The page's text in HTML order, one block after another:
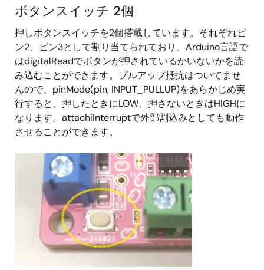
ボタンスイッチ 2個
押しボタンスイッチを2個搭載しています。それぞれピ
ン2、ピン3として割り当てられており、Arduino言語で
はdigitalReadでボタンが押されているかいないかを読
み込むことができます。プルアップ抵抗はついてませ
んので、pinMode(pin, INPUT_PULLUP)をあらかじめ実
行すると、押したときにLOW、押さないときはHIGHに
なります。attachiInterruptで外部割込みとしても動作
させることができます。